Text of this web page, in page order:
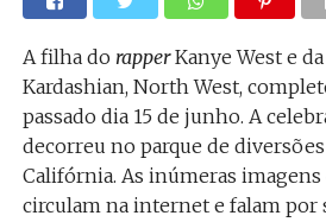
A filha do rapperKanye West e da
Kardashian, North West,
passado dia 15 de junho. A
decorreu no parque de
Califórnia. As inúmeras
circulam na internet e falam por